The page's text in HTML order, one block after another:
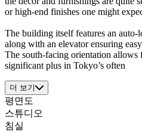
or high-end finishes one might
The building itself features an auto-
along with an elevator ensuring
The south-facing orientation allows
significant plus in Tokyo’s often
더 보기
평면도
스튜디오
침실